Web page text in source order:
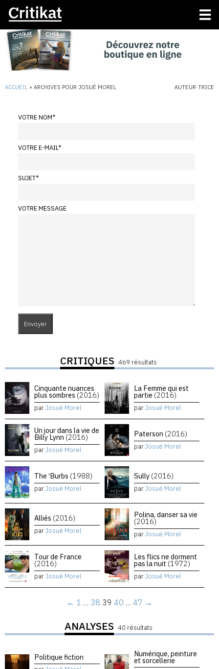
ACCUEIL » ARCHIVES POUR JOSUÉ MOREL AUTEUR·TRICE
VOTRE NOM*
VOTRE E-MAIL*
SUJET*
VOTRE MESSAGE
CRITIQUES 469 résultats
Cinquante nuances
plus sombres (2016)
parJosué Morel
La Femme qui est
partie (2016)
parJosué Morel
Un jour dans la vie de
Billy Lynn (2016)
parJosué Morel
Paterson (2016)
parJosué Morel
The ‘Burbs (1988)
parJosué Morel
Sully (2016)
parJosué Morel
Alliés (2016)
parJosué Morel
Polina, danser sa vie
(2016)
parJosué Morel
Tour de France
(2016)
parJosué Morel
Les flics ne dorment
pas la nuit (1972)
parJosué Morel
← 1 … 38 39 40 … 47 →
ANALYSES 40 résultats
Politique fiction Numérique, peinture
et sorcellerie